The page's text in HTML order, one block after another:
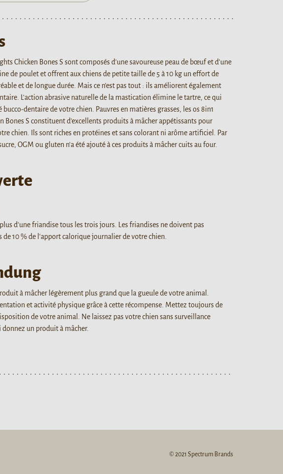
Chicken Bones S sont composés d'une savoureuse peau de bœuf et d'une
de poulet et offrent aux chiens de petite taille de 5 à 10 kg un effort de
et de longue durée. Mais ce n'est pas tout : ils améliorent également
L'action abrasive naturelle de la mastication élimine le tartre, ce qui
bucco-dentaire de votre chien. Pauvres en matières grasses, les os 8in1
Bones S constituent d'excellents produits à mâcher appétissants pour
chien. Ils sont riches en protéines et sans colorant ni arôme artificiel. Par
OGM ou gluten n'a été ajouté à ces produits à mâcher cuits au four.
d'une friandise tous les trois jours. Les friandises ne doivent pas
de 10 % de l'apport calorique journalier de votre chien.
à mâcher légèrement plus grand que la gueule de votre animal.
et activité physique grâce à cette récompense. Mettez toujours de
de votre animal. Ne laissez pas votre chien sans surveillance
donnez un produit à mâcher.
© 2021 Spectrum Brands